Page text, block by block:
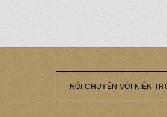
NÓI CHUYỆN VỚI KIẾN